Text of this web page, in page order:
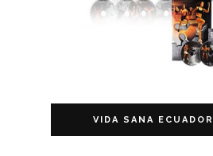
VIDA SANA ECUADOR